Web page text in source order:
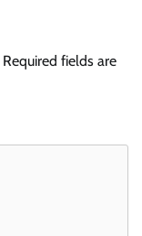
Required fields are